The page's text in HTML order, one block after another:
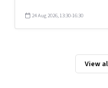
24 Aug 2026, 13:30-16:30
View